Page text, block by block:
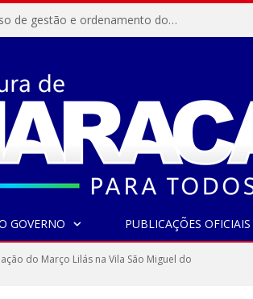
Resex Maracanã avança no processo de gestão e ordenamento do turismo em nossas áreas protegidas.
GOVERNO PUBLICAÇÕES OFICIAIS
do Março Lilás na Vila São Miguel do